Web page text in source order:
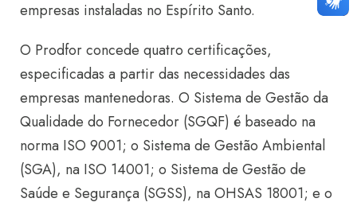
empresas instaladas no Espírito Santo.
O Prodfor concede quatro certificações,
especificadas a partir das necessidades das
empresas mantenedoras. O Sistema de Gestão da
Qualidade do Fornecedor (SGQF) é baseado na
norma ISO 9001; o Sistema de Gestão Ambiental
(SGA), na ISO 14001; o Sistema de Gestão de
Saúde e Segurança (SGSS), na OHSAS 18001; e o